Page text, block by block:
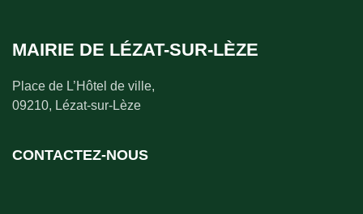
MAIRIE DE LÉZAT-SUR-LÈZE
Place de L’Hôtel de ville,
09210, Lézat-sur-Lèze
CONTACTEZ-NOUS